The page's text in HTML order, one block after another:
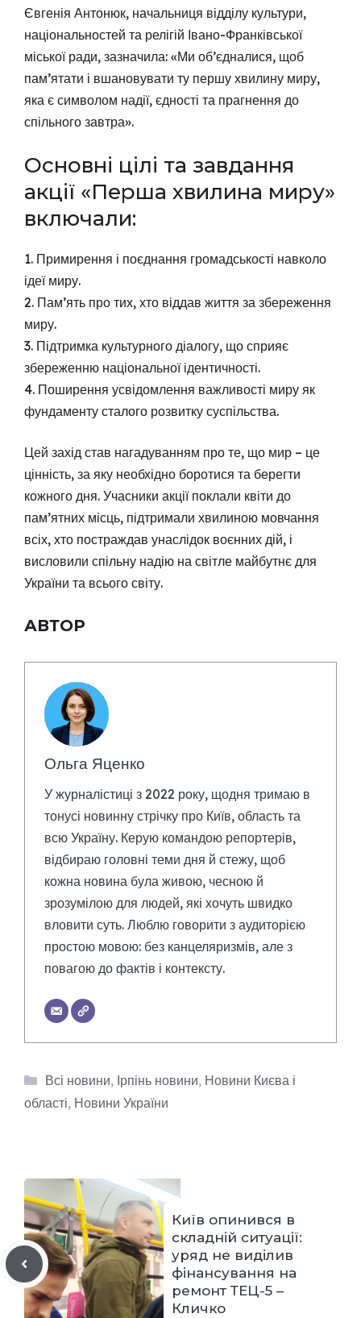
Євгенія Антонюк, начальниця відділу культури,
національностей та релігій Івано-Франківської
міської ради, зазначила: «Ми об’єдналися, щоб
пам’ятати і вшановувати ту першу хвилину миру,
яка є символом надії, єдності та прагнення до
спільного завтра».
Основні цілі та завдання
акції «Перша хвилина миру»
включали:
1. Примирення і поєднання громадськості навколо
ідеї миру.
2. Пам’ять про тих, хто віддав життя за збереження
миру.
3. Підтримка культурного діалогу, що сприяє
збереженню національної ідентичності.
4. Поширення усвідомлення важливості миру як
фундаменту сталого розвитку суспільства.
Цей захід став нагадуванням про те, що мир – це
цінність, за яку необхідно боротися та берегти
кожного дня. Учасники акції поклали квіти до
пам’ятних місць, підтримали хвилиною мовчання
всіх, хто постраждав унаслідок воєнних дій, і
висловили спільну надію на світле майбутнє для
України та всього світу.
АВТОР
Ольга Яценко
У журналістиці з 2022 року, щодня тримаю в
тонусі новинну стрічку про Київ, область та
всю Україну. Керую командою репортерів,
відбираю головні теми дня й стежу, щоб
кожна новина була живою, чесною й
зрозумілою для людей, які хочуть швидко
вловити суть. Люблю говорити з аудиторією
простою мовою: без канцеляризмів, але з
повагою до фактів і контексту.
Категорії
Всі новини, Ірпінь новини, Новини Києва і
області, Новини України
Київ опинився в
складній ситуації:
уряд не виділив
фінансування на
ремонт ТЕЦ-5 –
Кличко